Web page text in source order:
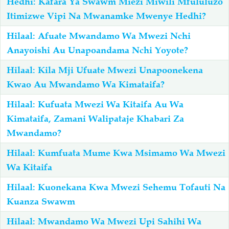
Itimizwe Vipi Na Mwanamke Mwenye Hedhi?
Hilaal: Afuate Mwandamo Wa Mwezi Nchi
Anayoishi Au Unapoandama Nchi Yoyote?
Hilaal: Kila Mji Ufuate Mwezi Unapoonekena
Kwao Au Mwandamo Wa Kimataifa?
Hilaal: Kufuata Mwezi Wa Kitaifa Au Wa
Kimataifa, Zamani Walipataje Khabari Za
Mwandamo?
Hilaal: Kumfuata Mume Kwa Msimamo Wa Mwezi
Wa Kitaifa
Hilaal: Kuonekana Kwa Mwezi Sehemu Tofauti Na
Kuanza Swawm
Hilaal: Mwandamo Wa Mwezi Upi Sahihi Wa